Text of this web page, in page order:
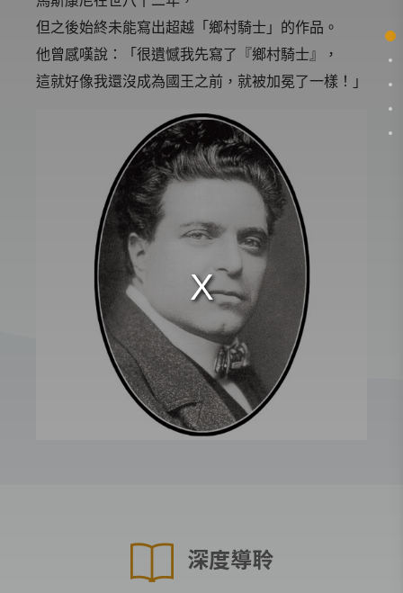
但之後始終未能寫出超越「鄉村騎士」的作品。
他曾感嘆說：「很遺憾我先寫了『鄉村騎士』，
這就好像我還沒成為國王之前，就被加冕了一樣！」
深度導聆